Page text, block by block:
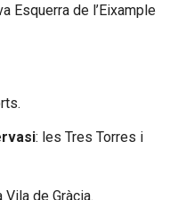
Esquerra de l’Eixample
: les Tres Torres i
Vila de Gràcia.